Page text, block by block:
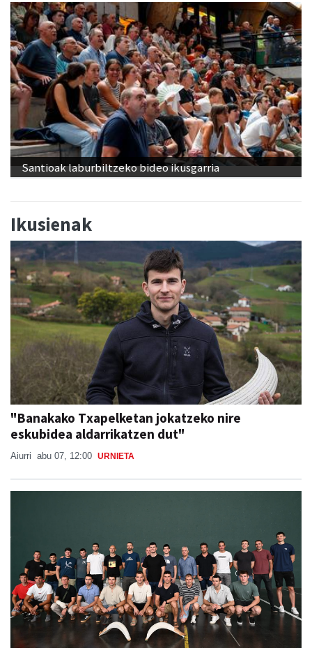
Santioak laburbiltzeko bideo ikusgarria
Ikusienak
"Banakako Txapelketan jokatzeko nire
eskubidea aldarrikatzen dut"
Aiurri abu 07, 12:00 URNIETA